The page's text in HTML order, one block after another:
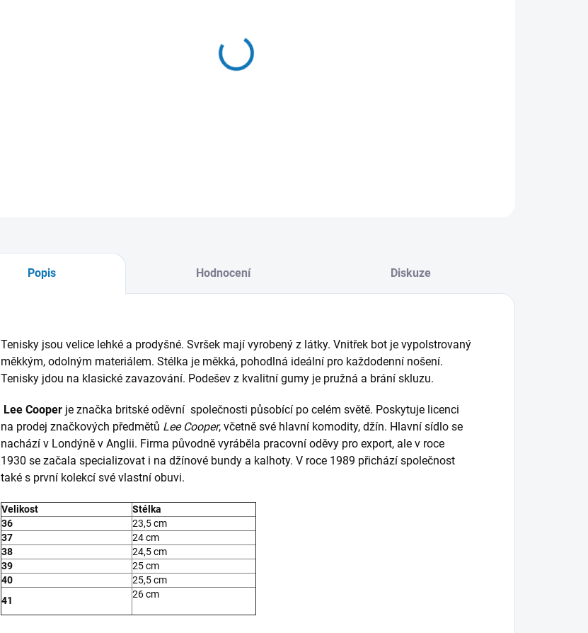
14.8.2026
Popis Hodnocení Diskuze
Tenisky jsou velice lehké a prodyšné. Svršek mají vyrobený z látky. Vnitřek bot je vypolstrovaný
měkkým, odolným materiálem. Stélka je měkká, pohodlná ideální pro každodenní nošení.
Tenisky jdou na klasické zavazování. Podešev z kvalitní gumy je pružná a brání skluzu.
Lee Cooper je značka britské oděvní společnosti působící po celém světě. Poskytuje licenci
na prodej značkových předmětů Lee Cooper, včetně své hlavní komodity, džín. Hlavní sídlo se
nachází v Londýně v Anglii. Firma původně vyráběla pracovní oděvy pro export, ale v roce
1930 se začala specializovat i na džínové bundy a kalhoty. V roce 1989 přichází společnost
také s první kolekcí své vlastní obuvi.
Velikost
Stélka
36
23,5 cm
37
24 cm
38
24,5 cm
39
25 cm
40
25,5 cm
41
26 cm